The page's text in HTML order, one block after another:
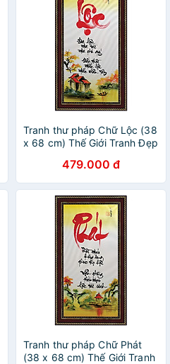
Tranh thư pháp Chữ Lộc (38
x 68 cm) Thế Giới Tranh Đẹp
479.000 đ
Tranh thư pháp Chữ Phát
(38 x 68 cm) Thế Giới Tranh